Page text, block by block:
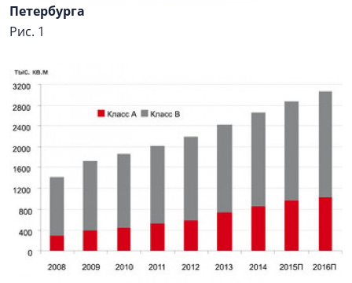
Петербурга
Рис. 1